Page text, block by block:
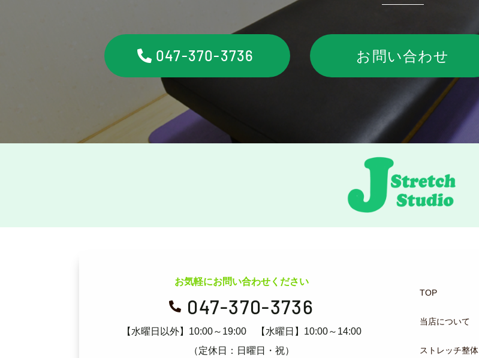
047-370-3736 お問い合わせ
お気軽にお問い合わせください
 047-370-3736
【水曜日以外】10:00～19:00
【水曜日】10:00～14:00
（定休日：日曜日・祝）
TOP
当店について
ストレッチ整体